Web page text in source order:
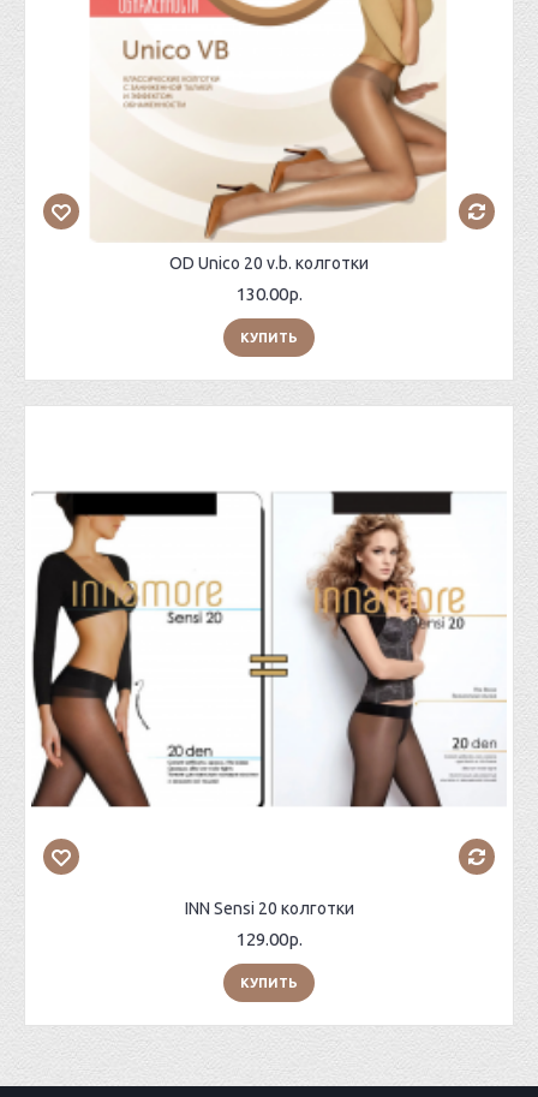
OD Unico 20 v.b. колготки
130.00р.
КУПИТЬ
INN Sensi 20 колготки
129.00р.
КУПИТЬ